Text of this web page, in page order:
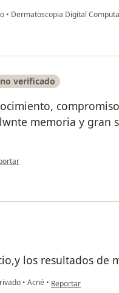
• Dermatoscopia Digital
verificado
memoria y gran
del usuario Clamar
los resultados de
• Acné • en opinión del
Reportar